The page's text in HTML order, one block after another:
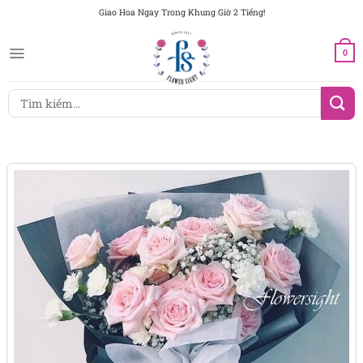
dung
Giao Hoa Ngay Trong Khung Giờ 2 Tiếng!
0
Tìm
kiếm: